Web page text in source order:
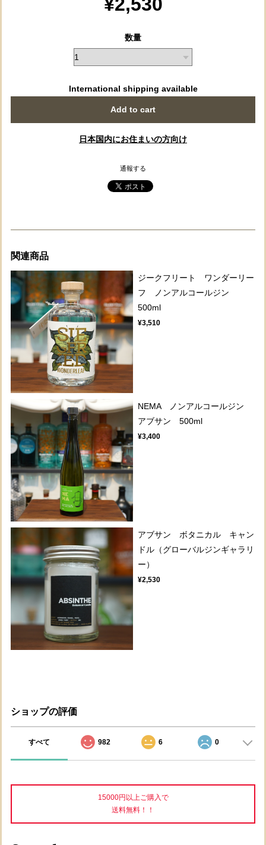
数量
International shipping available
Add to cart
日本国内にお住まいの方向け
通報する
関連商品
ジークフリート ワンダーリー
フ ノンアルコールジン
500ml
¥3,510
NEMA ノンアルコールジン
アブサン 500ml
¥3,400
アブサン ボタニカル キャン
ドル（グローバルジンギャラリ
ー）
¥2,530
ショップの評価
すべて 982 6 0
15000円以上ご購入で
送料無料！！